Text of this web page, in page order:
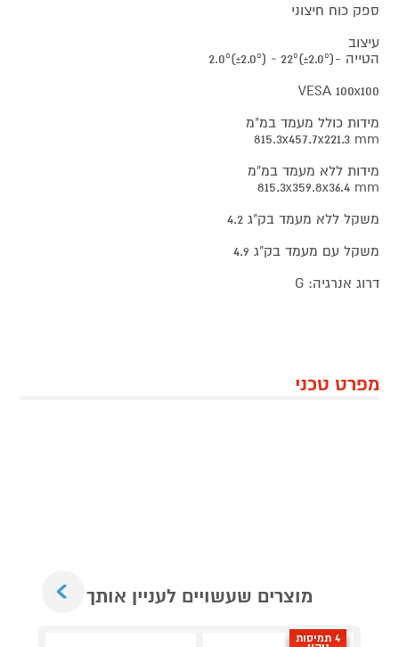
ספק כוח חיצוני
עיצוב
הטייה -2.0º(±2.0º) ~ 22º(±2.0º)
VESA 100x100
מידות כולל מעמד במ"מ
815.3x457.7x221.3 mm
מידות ללא מעמד במ"מ
815.3x359.8x36.4 mm
משקל ללא מעמד בק"ג 4.2
משקל עם מעמד בק"ג 4.9
דרוג אנרגיה: G
מפרט טכני
מוצרים שעשויים לעניין אותך
4 תמיסות